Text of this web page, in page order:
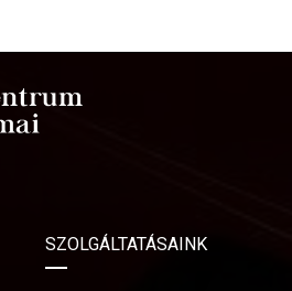
SZOLGÁLTATÁSAINK